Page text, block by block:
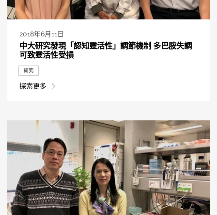
2018年6月11日
中大研究發現「認知靈活性」調節機制 多巴胺失調
可致靈活性受損
研究
探索更多